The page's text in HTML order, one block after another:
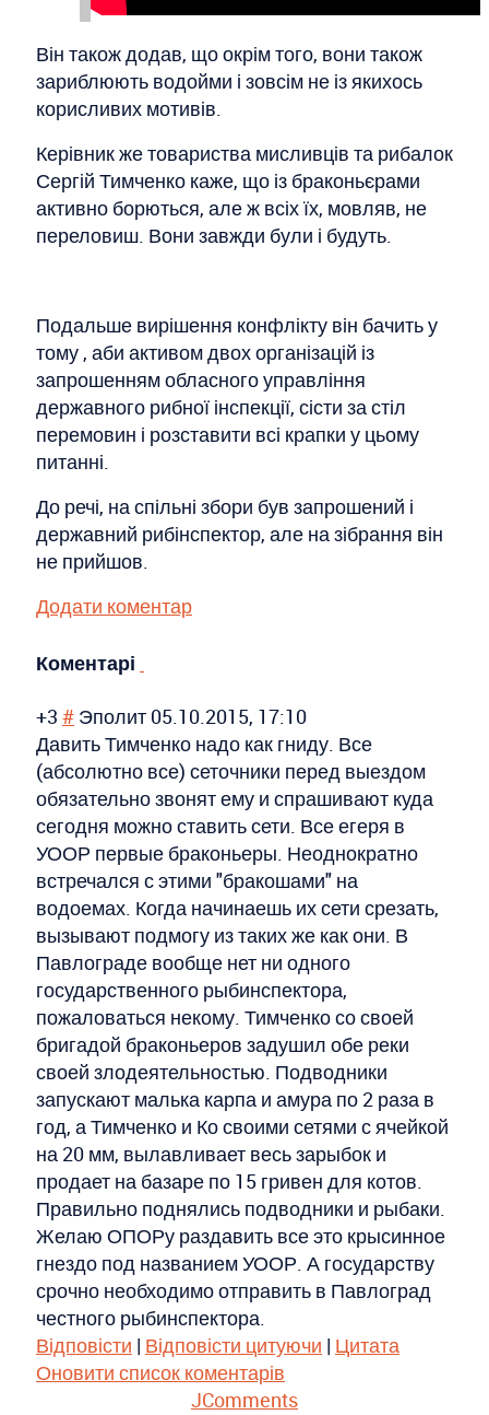
Він також додав, що окрім того, вони також
зариблюють водойми і зовсім не із якихось
корисливих мотивів.
Керівник же товариства мисливців та рибалок
Сергій Тимченко каже, що із браконьєрами
активно борються, але ж всіх їх, мовляв, не
переловиш. Вони завжди були і будуть.
Подальше вирішення конфлікту він бачить у
тому , аби активом двох організацій із
запрошенням обласного управління
державного рибної інспекції, сісти за стіл
перемовин і розставити всі крапки у цьому
питанні.
До речі, на спільні збори був запрошений і
державний рибінспектор, але на зібрання він
не прийшов.
Додати коментар
Коментарі
+3 # Эполит 05.10.2015, 17:10
Давить Тимченко надо как гниду. Все
(абсолютно все) сеточники перед выездом
обязательно звонят ему и спрашивают куда
сегодня можно ставить сети. Все егеря в
УООР первые браконьеры. Неоднократно
встречался с этими "бракошами" на
водоемах. Когда начинаешь их сети срезать,
вызывают подмогу из таких же как они. В
Павлограде вообще нет ни одного
государственного рыбинспектора,
пожаловаться некому. Тимченко со своей
бригадой браконьеров задушил обе реки
своей злодеятельностью. Подводники
запускают малька карпа и амура по 2 раза в
год, а Тимченко и Ко своими сетями с ячейкой
на 20 мм, вылавливает весь зарыбок и
продает на базаре по 15 гривен для котов.
Правильно поднялись подводники и рыбаки.
Желаю ОПОРу раздавить все это крысинное
гнездо под названием УООР. А государству
срочно необходимо отправить в Павлоград
честного рыбинспектора.
Відповісти | Відповісти цитуючи | Цитата
Оновити список коментарів
JComments